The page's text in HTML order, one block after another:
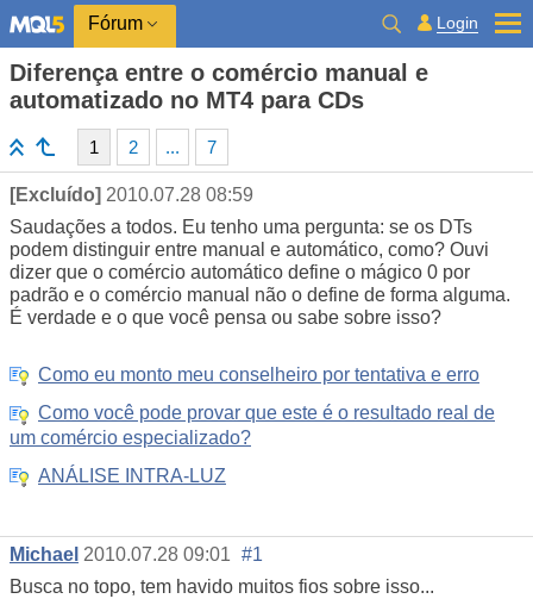
Fórum Login
Diferença entre o comércio manual e
automatizado no MT4 para CDs
1 2 ... 7
[Excluído] 2010.07.28 08:59
Saudações a todos. Eu tenho uma pergunta: se os DTs
podem distinguir entre manual e automático, como? Ouvi
dizer que o comércio automático define o mágico 0 por
padrão e o comércio manual não o define de forma alguma.
É verdade e o que você pensa ou sabe sobre isso?
Como eu monto meu conselheiro por tentativa e erro
Como você pode provar que este é o resultado real de
um comércio especializado?
ANÁLISE INTRA-LUZ
Michael 2010.07.28 09:01 #1
Busca no topo, tem havido muitos fios sobre isso...